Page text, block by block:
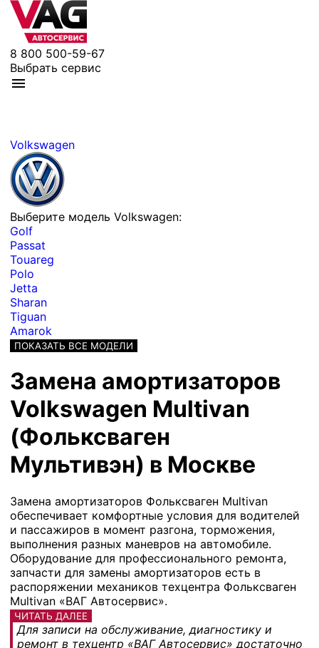
8 800 500-59-67
Выбрать сервис
Volkswagen
Выберите модель Volkswagen:
Golf
Passat
Touareg
Polo
Jetta
Sharan
Tiguan
Amarok
ПОКАЗАТЬ ВСЕ МОДЕЛИ
Замена амортизаторов
Volkswagen Multivan
(Фольксваген
Мультивэн) в Москве
Замена амортизаторов Фольксваген Multivan
обеспечивает комфортные условия для водителей
и пассажиров в момент разгона, торможения,
выполнения разных маневров на автомобиле.
Оборудование для профессионального ремонта,
запчасти для замены амортизаторов есть в
распоряжении механиков техцентра Фольксваген
Multivan «ВАГ Автосервис».
ЧИТАТЬ ДАЛЕЕ
Для записи на обслуживание, диагностику и
ремонт в техцентр «ВАГ Автосервис» достаточно